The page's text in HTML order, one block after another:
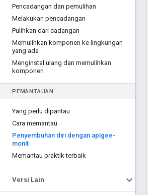
Pencadangan dan pemulihan
Melakukan pencadangan
Pulihkan dari cadangan
Memulihkan komponen ke lingkungan
yang ada
Menginstal ulang dan memulihkan
komponen
PEMANTAUAN
Yang perlu dipantau
Cara memantau
Penyembuhan diri dengan apigee-
monit
Memantau praktik terbaik
Versi Lain